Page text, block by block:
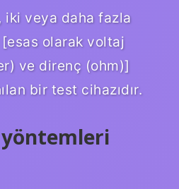
veya daha fazla
olarak voltaj
ve direnç (ohm)]
bir test cihazıdır.
yöntemleri